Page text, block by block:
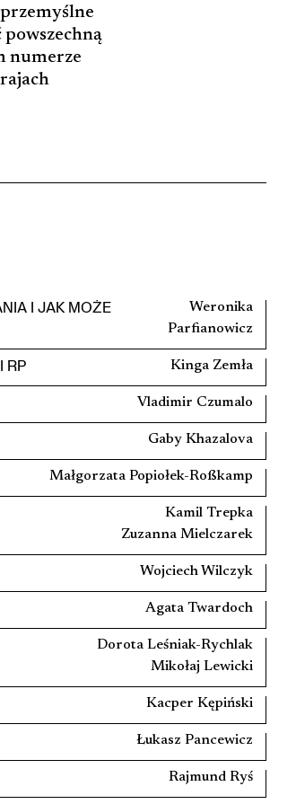
numerze
I JAK MOŻE
Weronika
Parfianowicz
RP Kinga Zemła
Vladimir Czumalo
Gaby Khazalova
Małgorzata Popiołek-Roßkamp
Kamil Trepka
Zuzanna Mielczarek
Wojciech Wilczyk
Agata Twardoch
Dorota Leśniak-Rychlak
Mikołaj Lewicki
Kacper Kępiński
Łukasz Pancewicz
Rajmund Ryś